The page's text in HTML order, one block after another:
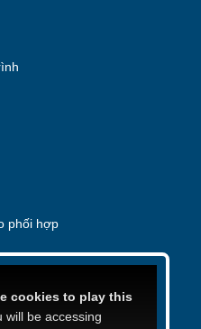
phối hợp
cookies to play this
will be accessing